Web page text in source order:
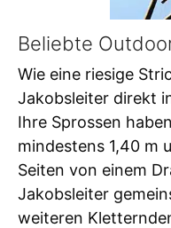
Beliebte
Wie eine riesige
Jakobsleiter direkt
Ihre Sprossen
mindestens 1,40 m
Seiten von einem
Jakobsleiter
weiteren